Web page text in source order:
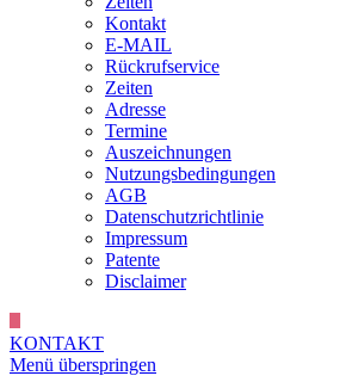
Kontakt
E-MAIL
Rückrufservice
Zeiten
Adresse
Termine
Auszeichnungen
Nutzungsbedingungen
AGB
Datenschutzrichtlinie
Impressum
Patente
Disclaimer
KONTAKT
Menü überspringen